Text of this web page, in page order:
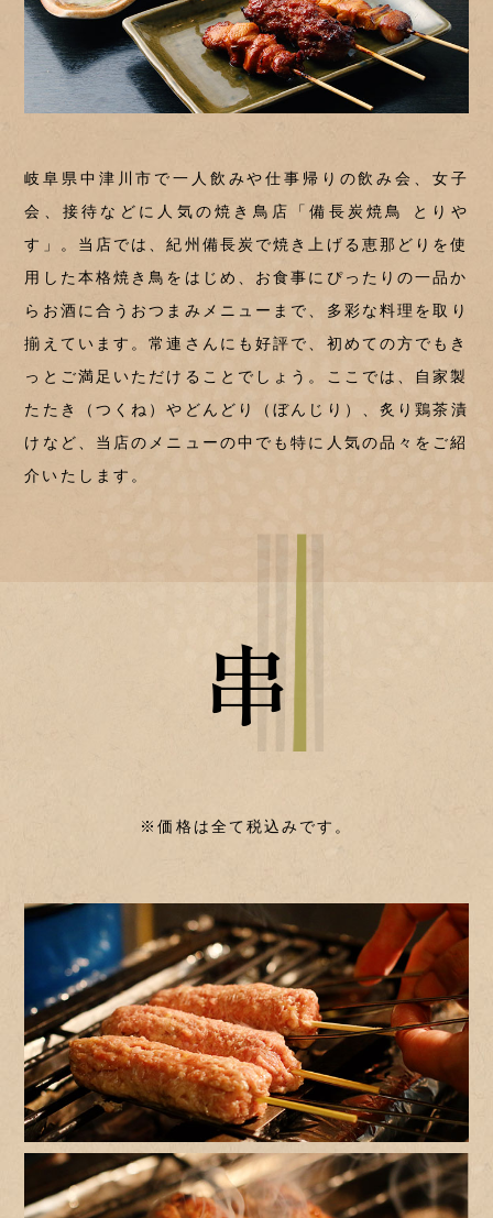
岐阜県中津川市で一人飲みや仕事帰りの飲み会、 女子
会、接待などに人気の焼き鳥店「備長炭焼鳥 とりや
す」。 当店では、紀州備長炭で焼き上げる恵那どりを使
用した 本格焼き鳥をはじめ、お食事にぴったりの一品か
ら お酒に合うおつまみメニューまで、多彩な料理を取り
揃えています。常連さんにも好評で、初めての方でもき
っとご満足いただけることでしょう。 ここでは、自家製
たたき（つくね）やどんどり（ぼんじり）、 炙り鶏茶漬
けなど、当店のメニューの中でも特に 人気の品々をご紹
介いたします。
串
※価格は全て税込みです。